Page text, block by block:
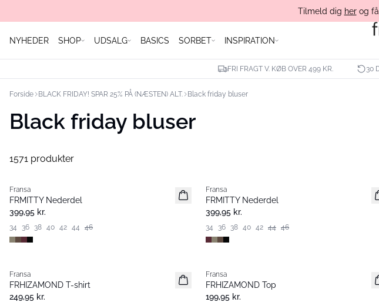
Tilmeld dig herog få
NYHEDER SHOP UDSALG BASICS SORBET INSPIRATION
FRI FRAGT V. KØB OVER 499 KR. 30
Forside BLACK FRIDAY! SPAR 25% PÅ (NÆSTEN) ALT. Black friday bluser
Black friday bluser
1571 produkter
Nyhed
Fransa
FRMITTY Nederdel
399,95 kr.
34 36 38 40 42 44 46
Nyhed
Fransa
FRMITTY Nederdel
399,95 kr.
34 36 38 40 42 44 46
Nyhed
Fransa
FRHIZAMOND T-shirt
249,95 kr.
Extended size
Nyhed
Fransa
FRHIZAMOND Top
199,95 kr.